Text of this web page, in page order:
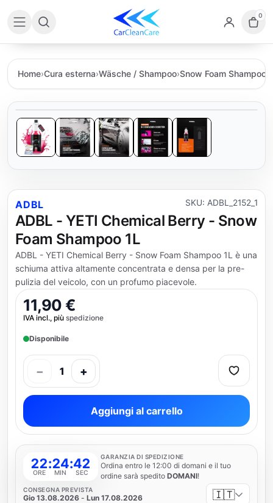
0
Home›Cura esterna›Wäsche / Shampoo›Snow Foam Shampoo
ADBL SKU: ADBL_2152_1
ADBL - YETI Chemical Berry - Snow
Foam Shampoo 1L
ADBL - YETI Chemical Berry - Snow Foam Shampoo 1L è una
schiuma attiva altamente concentrata e densa per la pre-
pulizia del veicolo, con un profumo piacevole.
11,90 €
IVA incl., più spedizione
Disponibile
− 1 +
Aggiungi al carrello
22
ORE
:24
MIN
:41
SEC
GARANZIA DI SPEDIZIONE
Ordina entro le 12:00 di domani e il tuo
ordine sarà spedito DOMANI!
CONSEGNA PREVISTA
Gio 13.08.2026 - Lun 17.08.2026 🇮🇹